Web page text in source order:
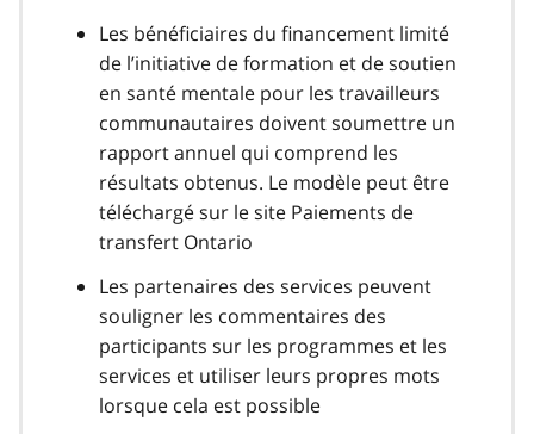
Les bénéficiaires du financement limité
de l’initiative de formation et de soutien
en santé mentale pour les travailleurs
communautaires doivent soumettre un
rapport annuel qui comprend les
résultats obtenus. Le modèle peut être
téléchargé sur le site Paiements de
transfert Ontario
Les partenaires des services peuvent
souligner les commentaires des
participants sur les programmes et les
services et utiliser leurs propres mots
lorsque cela est possible